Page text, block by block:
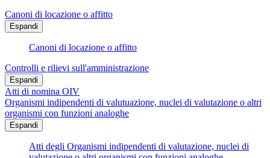
Canoni di locazione o affitto
Espandi
Canoni di locazione o affitto
Controlli e rilievi sull'amministrazione
Espandi
Atti di nomina OIV
Organismi indipendenti di valutuazione, nuclei di valutazione o altri
organismi con funzioni analoghe
Espandi
Atti degli Organismi indipendenti di valutazione, nuclei di